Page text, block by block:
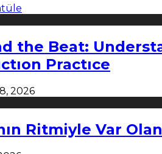
the Beat:
Practıce
2026
Ritmiyle Var